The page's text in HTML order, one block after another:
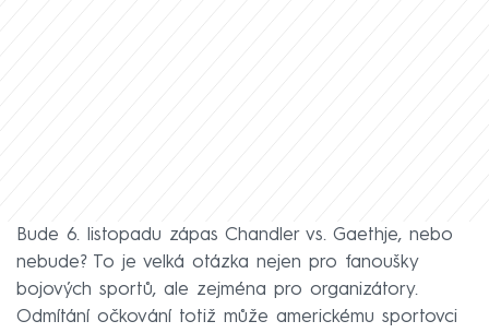
Bude 6. listopadu zápas Chandler vs. Gaethje, nebo
nebude? To je velká otázka nejen pro fanoušky
bojových sportů, ale zejména pro organizátory.
Odmítání očkování totiž může americkému sportovci